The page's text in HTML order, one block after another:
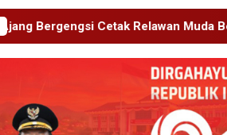
Muda Berprestasi Imigrasi